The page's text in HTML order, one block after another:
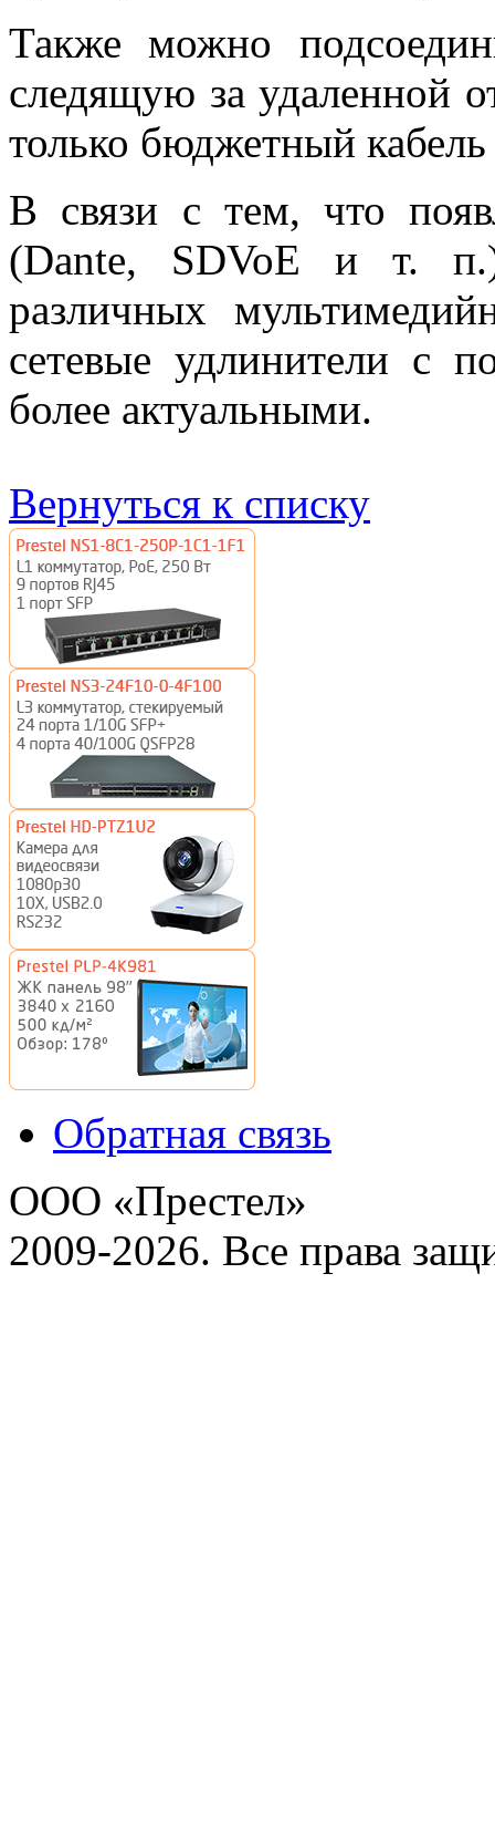
Также можно
следящую за удаленной
только бюджетный
В связи с тем, что
(Dante, SDVoE и т.
различных
сетевые удлинители с
более актуальными.
Вернуться к списку
Обратная связь
ООО «Престел»
2009-2026. Все права